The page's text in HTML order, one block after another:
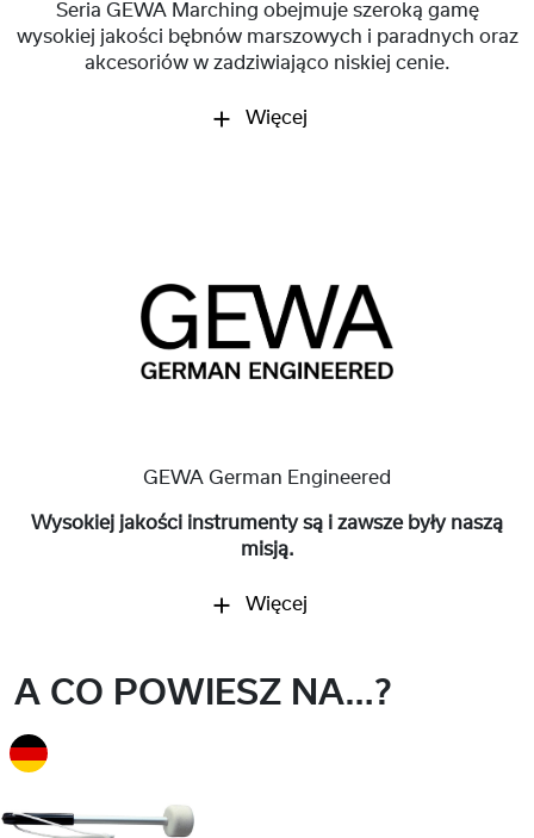
Seria GEWA Marching obejmuje szeroką gamę
wysokiej jakości bębnów marszowych i paradnych oraz
akcesoriów w zadziwiająco niskiej cenie.
Więcej
GEWA German Engineered
Wysokiej jakości instrumenty są i zawsze były naszą
misją.
Więcej
A CO POWIESZ NA…?